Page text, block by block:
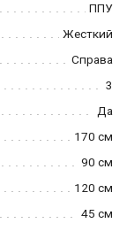
ППУ
Жесткий
Справа
3
Да
170 см
90 см
120 см
45 см